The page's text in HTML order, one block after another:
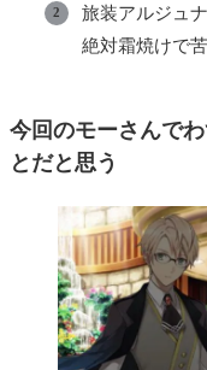
旅装アルジュ
絶対霜焼けで
今回のモーさんで
とだと思う